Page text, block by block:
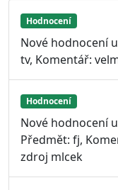
Hodnocení
Nové hodnocení
tv, Komentář:
Hodnocení
Nové hodnocení
Předmět: fj,
zdroj mlcek